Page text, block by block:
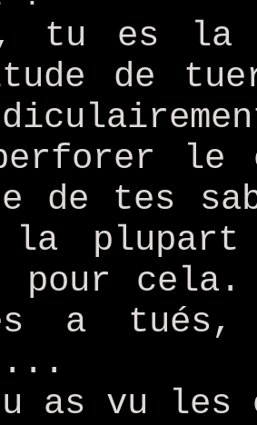
tu es la
de
le
de tes
la
pour cela.
a tués,
as vu les